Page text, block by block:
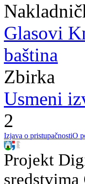
Glasovi
baština
Zbirka
Usmeni
2
Izjava o pristupačnostiO
Projekt